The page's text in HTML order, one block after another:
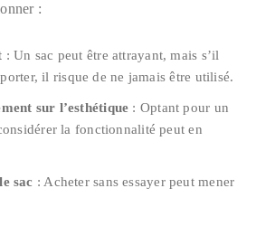
:
: Un sac peut être attrayant, mais s’il
il risque de ne jamais être utilisé.
sur l’esthétique : Optant pour un
la fonctionnalité peut en
sac : Acheter sans essayer peut mener